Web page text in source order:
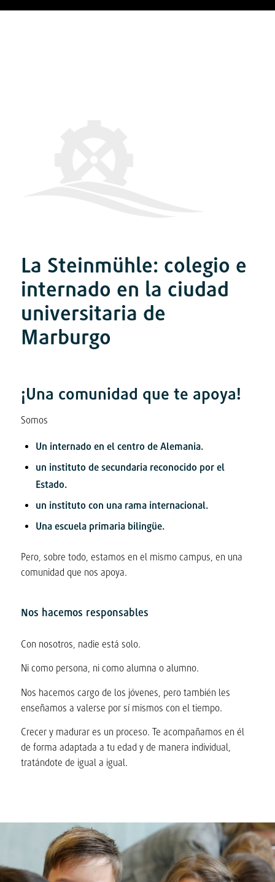
La Steinmühle: colegio e
internado en la ciudad
universitaria de
Marburgo
¡Una comunidad que te apoya!
Somos
Un internado en el centro de Alemania.
un instituto de secundaria reconocido por el
Estado.
un instituto con una rama internacional.
Una escuela primaria bilingüe.
Pero, sobre todo, estamos en el mismo campus, en una
comunidad que nos apoya.
Nos hacemos responsables
Con nosotros, nadie está solo.
Ni como persona, ni como alumna o alumno.
Nos hacemos cargo de los jóvenes, pero también les
enseñamos a valerse por sí mismos con el tiempo.
Crecer y madurar es un proceso. Te acompañamos en él
de forma adaptada a tu edad y de manera individual,
tratándote de igual a igual.